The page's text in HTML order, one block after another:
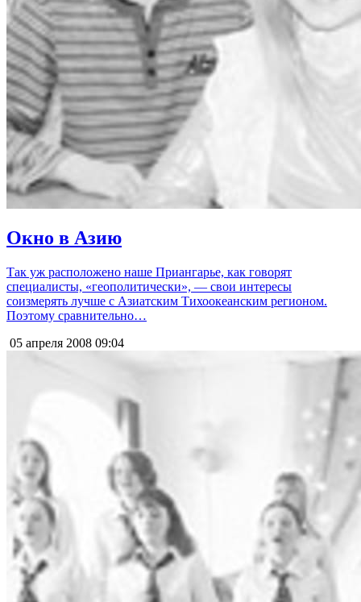
Окно в Азию
Так уж расположено наше Приангарье, как говорят
специалисты, «геополитически», — свои интересы
соизмерять лучше с Азиатским Тихоокеанским регионом.
Поэтому сравнительно…
05 апреля 2008 09:04